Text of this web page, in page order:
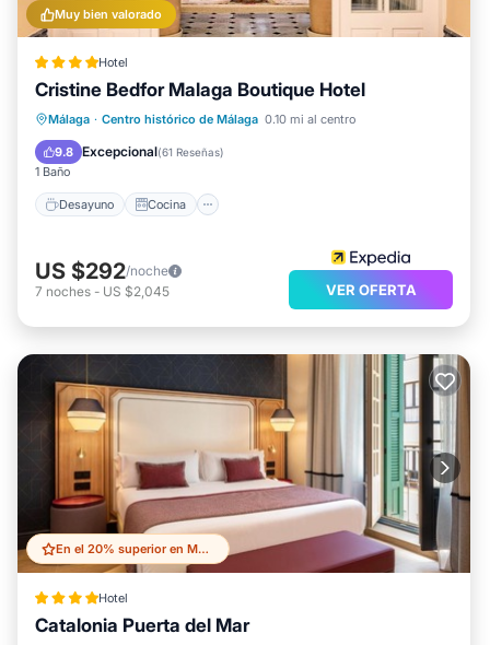
Muy bien valorado
Hotel
Cristine Bedfor Malaga Boutique Hotel
Málaga · Centro histórico de Málaga 0.10 mi al centro
9.8 Excepcional(61 Reseñas)
1 Baño
Desayuno Cocina
Desayuno
Cocina
Aire acondicionado
US $292/noche
7 noches - US $2,045 VER OFERTA
En el 20% superior en Malaga Historic Centre
Hotel
Catalonia Puerta del Mar